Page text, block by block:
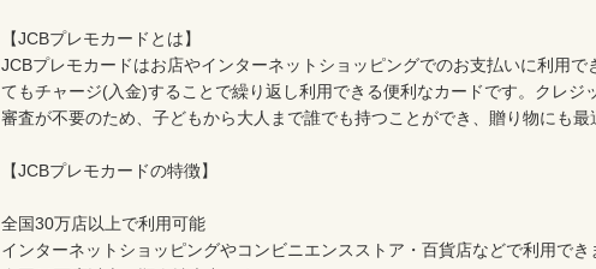
【JCBプレモカードとは】
JCBプレモカードはお店やインターネットショッピングでのお支払いに利用で
てもチャージ(入金)することで繰り返し利用できる便利なカードです。クレジ
審査が不要のため、子どもから大人まで誰でも持つことができ、贈り物にも最
【JCBプレモカードの特徴】
全国30万店以上で利用可能
インターネットショッピングやコンビニエンスストア・百貨店などで利用でき